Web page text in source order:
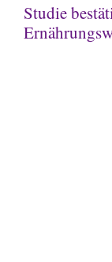
Studie